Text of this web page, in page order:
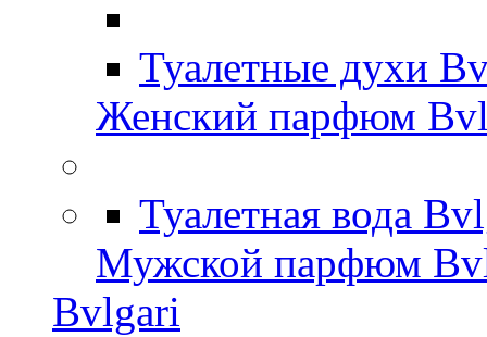
Туалетные духи
Женский парфюм
Туалетная вода
Мужской парфюм
Bvlgari